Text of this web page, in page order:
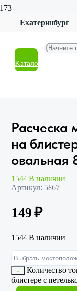
Екатеринбург
Каталог
Красота и гигиена
Расческа
Расческа
на
овальная
1544 В наличии
Артикул: 5867
149₽
1544 В наличии
-
Количество
блистере с